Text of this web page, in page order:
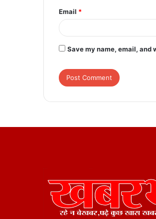
Email *
Save my name, email, and